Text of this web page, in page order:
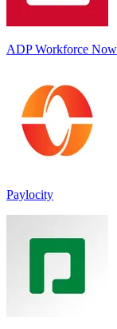
ADP Workforce Now
Paylocity